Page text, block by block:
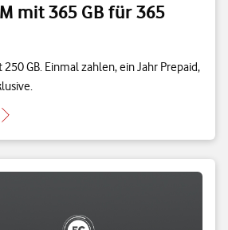
mit 365 GB für 365
GB. Einmal zahlen, ein Jahr Prepaid,